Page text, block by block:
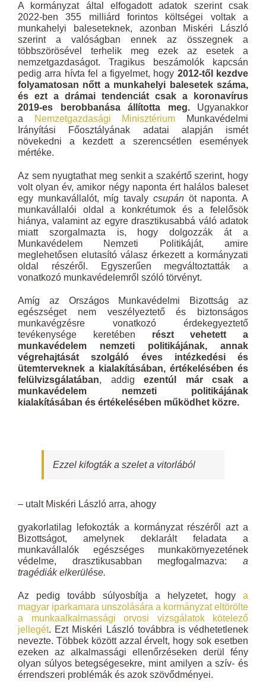
A kormányzat által elfogadott adatok szerint csak
2022-ben 355 milliárd forintos költségei voltak a
munkahelyi baleseteknek, azonban Miskéri László
szerint a valóságban ennek az összegnek a
többszörösével terhelik meg ezek az esetek a
nemzetgazdaságot. Tragikus beszámolók kapcsán
pedig arra hívta fel a figyelmet, hogy 2012-től kezdve
folyamatosan nőtt a munkahelyi balesetek száma,
és ezt a drámai tendenciát csak a koronavírus
2019-es berobbanása állította meg.Ugyanakkor
a
Nemzetgazdasági Minisztérium Munkavédelmi
Irányítási Főosztályának adatai alapján ismét
növekedni a kezdett a szerencsétlen események
mértéke.
Az sem nyugtathat meg senkit a szakértő szerint, hogy
volt olyan év, amikor négy naponta ért halálos baleset
egy munkavállalót, míg tavaly csupánöt naponta. A
munkavállalói oldal a konkrétumok és a felelősök
hiánya, valamint az egyre drasztikusabbá váló adatok
miatt szorgalmazta is, hogy dolgozzák át a
Munkavédelem Nemzeti Politikáját, amire
meglehetősen elutasító válasz érkezett a kormányzati
oldal részéről. Egyszerűen megváltoztatták a
vonatkozó munkavédelemről szóló törvényt.
Amíg az Országos Munkavédelmi Bizottság az
egészséget nem veszélyeztető és biztonságos
munkavégzésre vonatkozó érdekegyeztető
tevékenysége keretében részt vehetett a
munkavédelem nemzeti politikájának, annak
végrehajtását szolgáló éves intézkedési és
ütemterveknek a kialakításában, értékelésében és
felülvizsgálatában, addigezentúl már csak a
munkavédelem nemzeti politikájának
kialakításában és értékelésében működhet közre.
Ezzel kifogták a szelet a vitorlából
– utalt Miskéri László arra, ahogy
gyakorlatilag lefokozták a kormányzat részéről azt a
Bizottságot, amelynek deklarált feladata a
munkavállalók egészséges munkakörnyezetének
védelme, drasztikusabban megfogalmazva: a
tragédiák elkerülése.
Az pedig tovább súlyosbítja a helyzetet, hogy a
magyar iparkamara unszolására a kormányzat eltörölte
a munkaalkalmassági orvosi vizsgálatok kötelező
jellegét. Ezt Miskéri László továbbra is védhetetlenek
nevezte. Többek között azzal érvelt, hogy sok esetben
ezeken az alkalmassági ellenőrzéseken derül fény
olyan súlyos betegségesekre, mint amilyen a szív- és
érrendszeri problémák és azok szövődményei.